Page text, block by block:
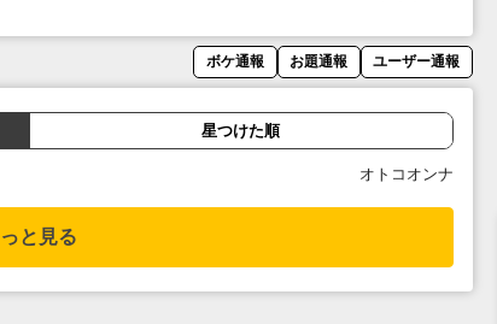
ボケ通報 お題通報 ユーザー通報
星つけた順
オトコオンナ
と見る